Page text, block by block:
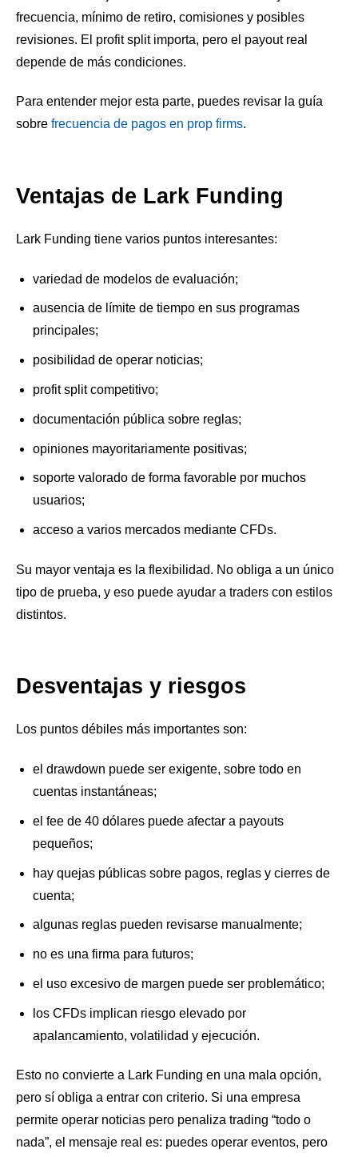
frecuencia, mínimo de retiro, comisiones y posibles
revisiones. El profit split importa, pero el payout real
depende de más condiciones.
Para entender mejor esta parte, puedes revisar la guía
sobre frecuencia de pagos en prop firms.
Ventajas de Lark Funding
Lark Funding tiene varios puntos interesantes:
variedad de modelos de evaluación;
ausencia de límite de tiempo en sus programas
principales;
posibilidad de operar noticias;
profit split competitivo;
documentación pública sobre reglas;
opiniones mayoritariamente positivas;
soporte valorado de forma favorable por muchos
usuarios;
acceso a varios mercados mediante CFDs.
Su mayor ventaja es la flexibilidad. No obliga a un único
tipo de prueba, y eso puede ayudar a traders con estilos
distintos.
Desventajas y riesgos
Los puntos débiles más importantes son:
el drawdown puede ser exigente, sobre todo en
cuentas instantáneas;
el fee de 40 dólares puede afectar a payouts
pequeños;
hay quejas públicas sobre pagos, reglas y cierres de
cuenta;
algunas reglas pueden revisarse manualmente;
no es una firma para futuros;
el uso excesivo de margen puede ser problemático;
los CFDs implican riesgo elevado por
apalancamiento, volatilidad y ejecución.
Esto no convierte a Lark Funding en una mala opción,
pero sí obliga a entrar con criterio. Si una empresa
permite operar noticias pero penaliza trading “todo o
nada”, el mensaje real es: puedes operar eventos, pero